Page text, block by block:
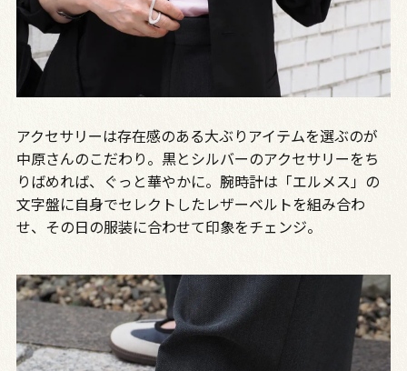
アクセサリーは存在感のある大ぶりアイテムを選ぶのが
中原さんのこだわり。黒とシルバーのアクセサリーをち
りばめれば、ぐっと華やかに。腕時計は「エルメス」の
文字盤に自身でセレクトしたレザーベルトを組み合わ
せ、その日の服装に合わせて印象をチェンジ。